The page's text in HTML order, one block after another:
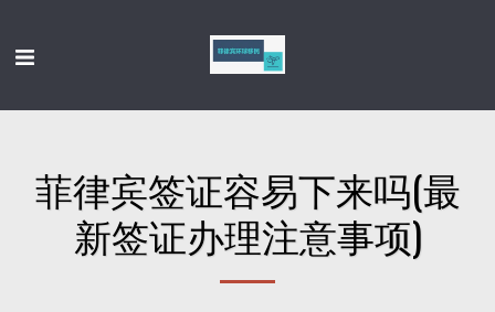
菲律宾签证容易下来吗(最
新签证办理注意事项)